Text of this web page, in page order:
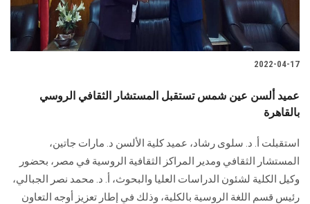
2022-04-17
عميد ألسن عين شمس تستقبل المستشار الثقافي الروسي
بالقاهرة
استقبلت أ. د. سلوى رشاد، عميد كلية الألسن د. مارات جاتين،
المستشار الثقافي ومدير المراكز الثقافية الروسية في مصر، بحضور
وكيل الكلية لشئون الدراسات العليا والبحوث، أ. د. محمد نصر الجبالي،
رئيس قسم اللغة الروسية بالكلية، وذلك في إطار تعزيز أوجه التعاون